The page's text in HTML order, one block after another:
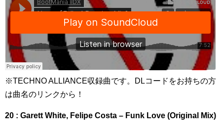
※TECHNO ALLIANCE収録曲です。DLコードをお持ちの方
は曲名のリンクから！
20 : Garett White, Felipe Costa – Funk Love (Original Mix)